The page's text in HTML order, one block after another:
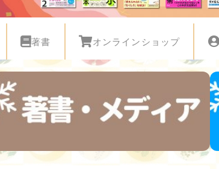
著書 オンラインショップ